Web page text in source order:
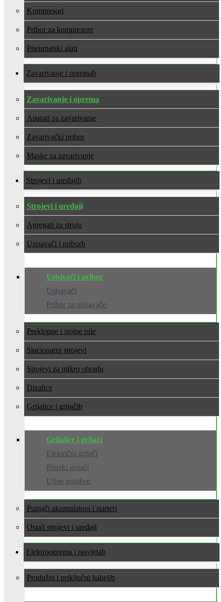
Kompresori
Pribor za kompresore
Pneumatski alati
Zavarivanje i oprema
Zavarivanje i oprema
Aparati za zavarivanje
Zavarivački pribor
Maske za zavarivanje
Strojevi i uređaji
Strojevi i uređaji
Agregati za struju
Usisavači i pribor
Usisivači i pribor
Usisavači
Pribor za usisavače
Preklopne i stolne pile
Stacionarni strojevi
Strojevi za mikro obradu
Dizalice
Grijalice i grijači
Grijalice i grijači
Električni grijači
Plinski grijači
Uljne grijalice
Punjači akumulatora i starteri
Ostali strojevi i uređaji
Elektrooprema i rasvjeta
Produžni i priključni kabeli